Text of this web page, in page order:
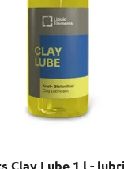
Clay Lube 1 l -